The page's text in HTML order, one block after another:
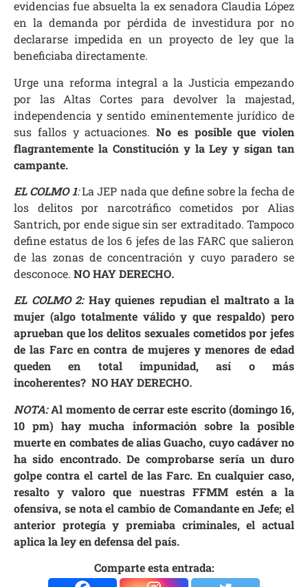
evidencias fue absuelta la ex senadora Claudia López
en la demanda por pérdida de investidura por no
declararse impedida en un proyecto de ley que la
beneficiaba directamente.
Urge una reforma integral a la Justicia empezando
por las Altas Cortes para devolver la majestad,
independencia y sentido eminentemente jurídico de
sus fallos y actuaciones. No es posible que violen
flagrantemente la Constitución y la Ley y sigan tan
campante.
EL COLMO 1:La JEP nada que define sobre la fecha de
los delitos por narcotráfico cometidos por Alias
Santrich, por ende sigue sin ser extraditado. Tampoco
define estatus de los 6 jefes de las FARC que salieron
de las zonas de concentración y cuyo paradero se
desconoce. NO HAY DERECHO.
EL COLMO 2: Hay quienes repudian el maltrato a la
mujer (algo totalmente válido y que respaldo) pero
aprueban que los delitos sexuales cometidos por jefes
de las Farc en contra de mujeres y menores de edad
queden en total impunidad, así o más
incoherentes? NO HAY DERECHO.
NOTA:Al momento de cerrar este escrito (domingo 16,
10 pm) hay mucha información sobre la posible
muerte en combates de alias Guacho, cuyo cadáver no
ha sido encontrado. De comprobarse sería un duro
golpe contra el cartel de las Farc. En cualquier caso,
resalto y valoro que nuestras FFMM estén a la
ofensiva, se nota el cambio de Comandante en Jefe; el
anterior protegía y premiaba criminales, el actual
aplica la ley en defensa del país.
Comparte esta entrada: